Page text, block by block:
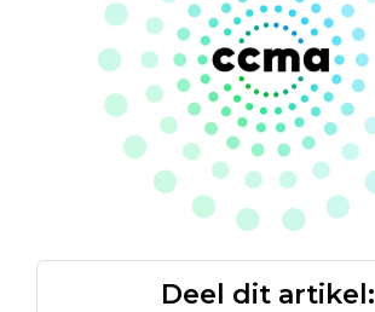
Deel dit artikel: